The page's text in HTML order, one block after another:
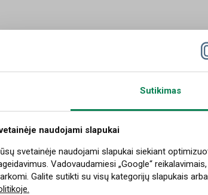
Kaip sužinoti, kuri
Turi kelias paskolas ar
vienoje vietoje. Tuomet iš
Sutikimas
naudojami slapukai
svetainėje naudojami slapukai siekiant
Vadovaudamiesi „Google“
Galite sutikti su visų kategorijų slapukais